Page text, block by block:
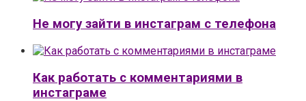
Не могу зайти в инстаграм с телефона
Как работать с комментариями в
инстаграме